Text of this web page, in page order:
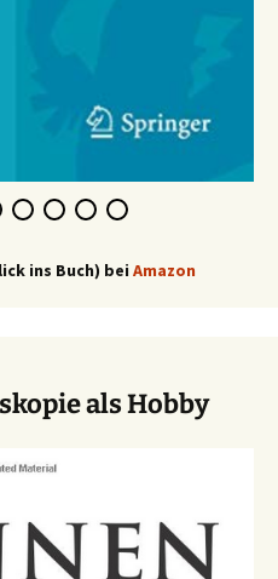
ins Buch) bei Amazon
als Hobby